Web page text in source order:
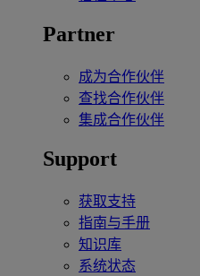
Partner
成为合作伙伴
查找合作伙伴
集成合作伙伴
Support
获取支持
指南与手册
知识库
系统状态